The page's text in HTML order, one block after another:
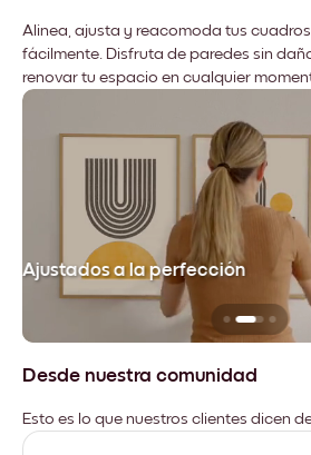
Alinea, ajusta y reacomoda tus
fácilmente. Disfruta de paredes sin
renovar tu espacio en cualquier
Ajustados a la perfección
Desde nuestra comunidad
Esto es lo que nuestros clientes dicen